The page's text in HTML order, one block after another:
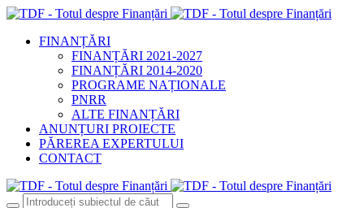
FINANȚĂRI
FINANȚĂRI 2021-2027
FINANȚĂRI 2014-2020
PROGRAME NAȚIONALE
PNRR
ALTE FINANȚĂRI
ANUNȚURI PROIECTE
PĂREREA EXPERTULUI
CONTACT